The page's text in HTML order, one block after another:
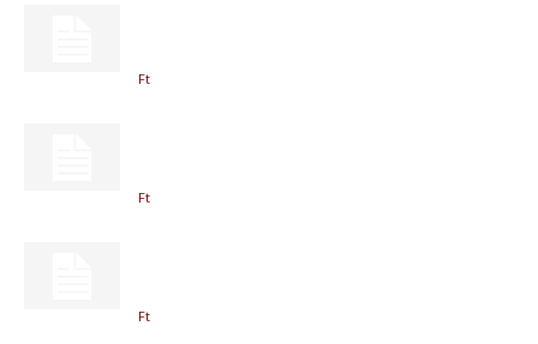
Ft
Ft
Ft